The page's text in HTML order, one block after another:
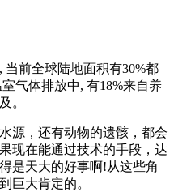
前全球陆地面积有30%都
气体排放中, 有18%来自养
。
，还有动物的遗骸，都会
现在能通过技术的手段，达
是天大的好事啊!从这些角
巨大肯定的。